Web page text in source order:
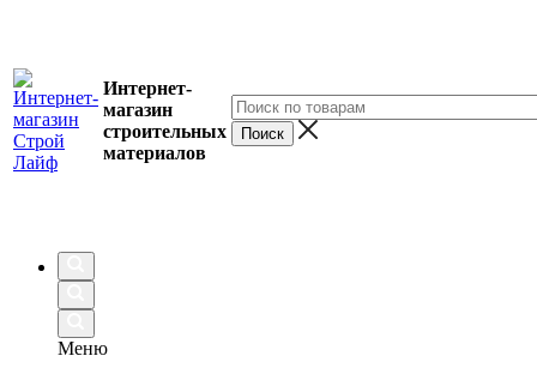
Интернет-
магазин
строительных
материалов
Меню